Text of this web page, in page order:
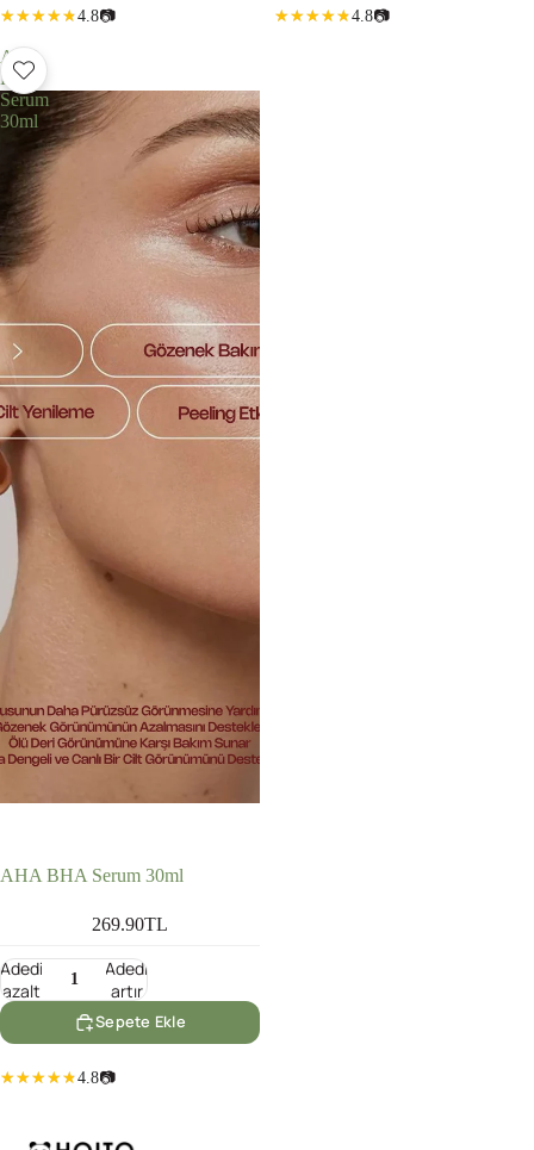
4.8📷 4.8📷
AHA
BHA
Serum
30ml
AHA BHA Serum 30ml
269.90TL
Adedi
azalt
Adedi
artır
Sepete Ekle
4.8📷